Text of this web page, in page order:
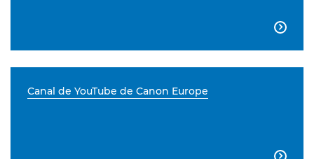

Canal de YouTube de Canon Europe
